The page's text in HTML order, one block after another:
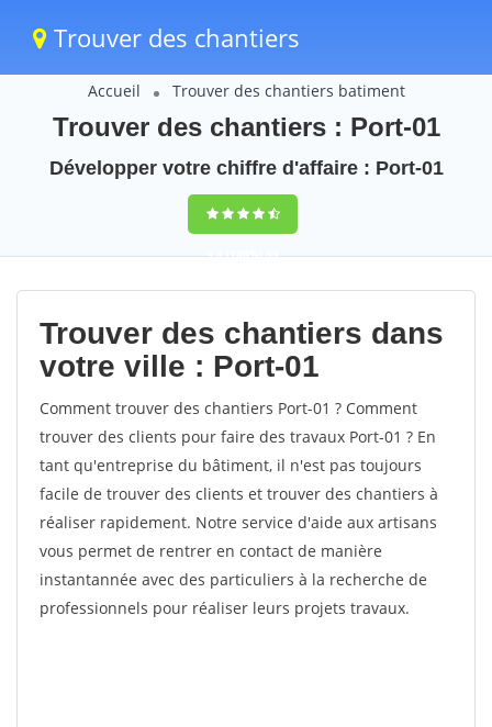
Trouver des chantiers
Accueil Trouver des chantiers batiment
Trouver des chantiers : Port-01
Développer votre chiffre d'affaire : Port-01
9,5(100%)55
votes
Trouver des chantiers dans
votre ville : Port-01
Comment trouver des chantiers Port-01 ? Comment
trouver des clients pour faire des travaux Port-01 ? En
tant qu'entreprise du bâtiment, il n'est pas toujours
facile de trouver des clients et trouver des chantiers à
réaliser rapidement. Notre service d'aide aux artisans
vous permet de rentrer en contact de manière
instantannée avec des particuliers à la recherche de
professionnels pour réaliser leurs projets travaux.